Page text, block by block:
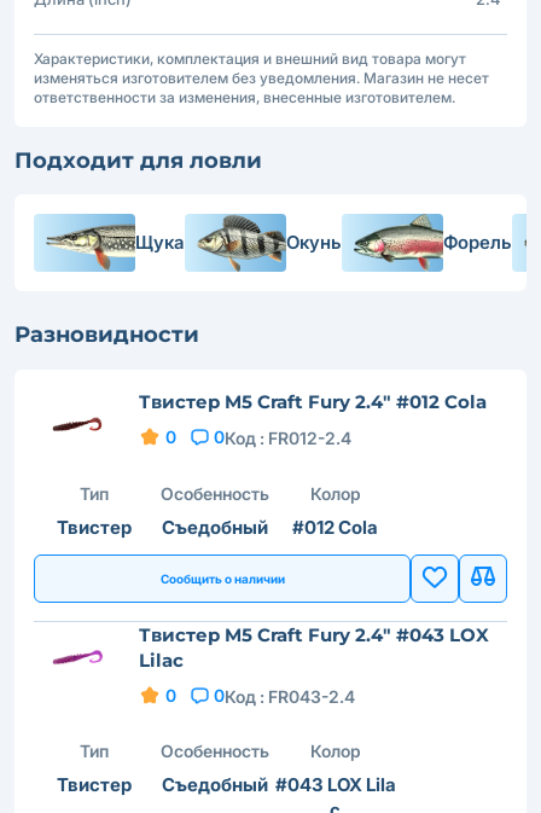
Характеристики, комплектация и внешний вид товара могут
изменяться изготовителем без уведомления. Магазин не несет
ответственности за изменения, внесенные изготовителем.
Подходит для ловли
Щука Окунь Форель
Разновидности
Твистер M5 Craft Fury 2.4" #012 Cola
0 0Код : FR012-2.4
Тип
Твистер
Особенность
Съедобный
Колор
#012 Cola
Сообщить о наличии
Твистер M5 Craft Fury 2.4" #043 LOX
Lilac
0 0Код : FR043-2.4
Тип
Твистер
Особенность
Съедобный
Колор
#043 LOX Lila